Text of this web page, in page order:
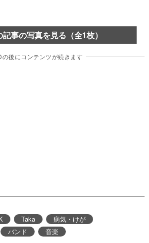
記事の写真を見る（全1枚）
の後にコンテンツが続きます
Taka
病気・けが
バンド 音楽